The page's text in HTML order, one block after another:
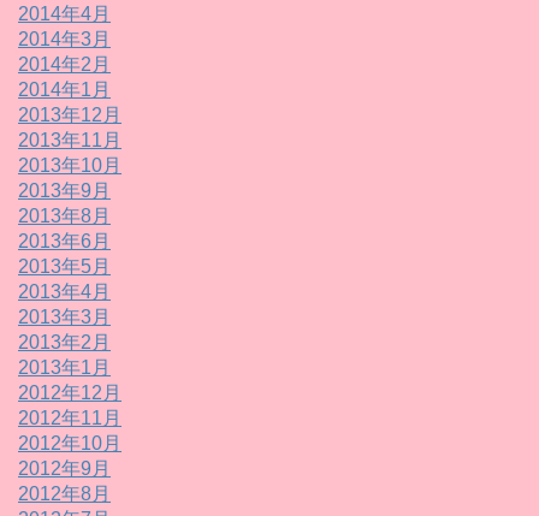
2014年4月
2014年3月
2014年2月
2014年1月
2013年12月
2013年11月
2013年10月
2013年9月
2013年8月
2013年6月
2013年5月
2013年4月
2013年3月
2013年2月
2013年1月
2012年12月
2012年11月
2012年10月
2012年9月
2012年8月